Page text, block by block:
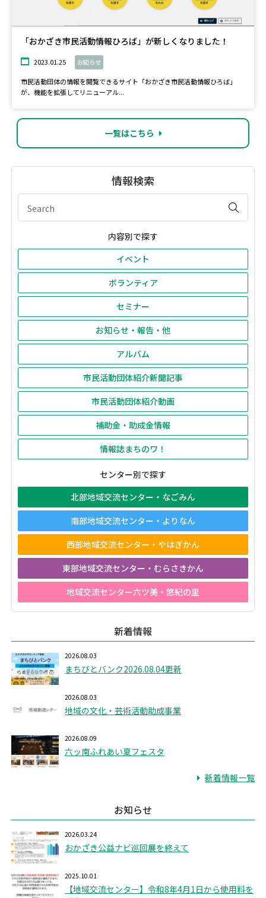
「おかざき市民活動情報ひろば」が新しくなりました！
2023.01.25 お知らせ
市民活動団体の情報を閲覧できるサイト「おかざき市民活動情報ひろば」
が、機能を拡張してリニューアル...
一覧はこちら
情報検索
内容別で探す
イベント
ボランティア
セミナー
お知らせ・報告・他
アルバム
市民活動団体紹介新聞記事
市民活動団体紹介動画
補助金・助成金情報
情報誌まちのワ！
センター別で探す
北部地域交流センター・なごみん
南部地域交流センター・よりなん
西部地域交流センター・やはぎかん
東部地域交流センター・むらさきかん
地域交流センター六ツ美・悠紀の里
新着情報
2026.08.03
まちびとバンク2026.08.04更新
2026.08.03
地域の文化・芸術活動助成事業
2026.08.09
六ッ南ふれあい夏フェスタ
新着情報一覧
お知らせ
2026.03.24
おかざき公益ナビ巡回展を終えて
2025.10.01
【地域交流センター】令和8年4月1日から使用料を